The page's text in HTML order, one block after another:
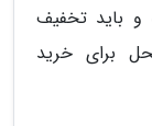
و باید تخفیف
برای خرید